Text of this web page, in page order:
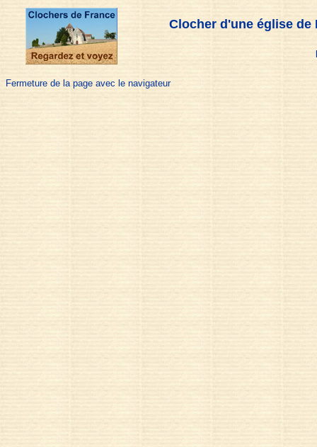
Clocher d'une église de
Fermeture de la page avec le navigateur